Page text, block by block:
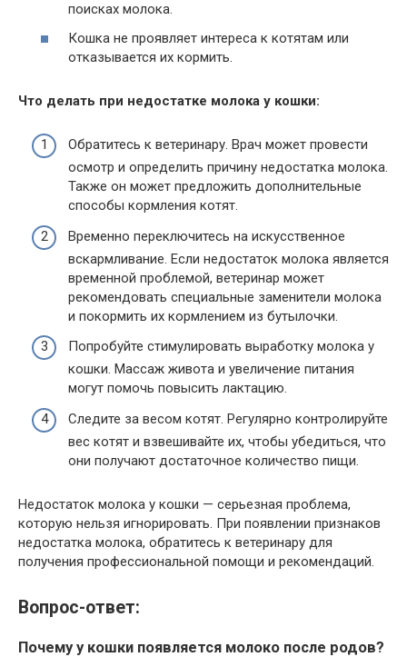
поисках молока.
Кошка не проявляет интереса к котятам или
отказывается их кормить.
Что делать при недостатке молока у кошки:
Обратитесь к ветеринару. Врач может провести
осмотр и определить причину недостатка молока.
Также он может предложить дополнительные
способы кормления котят.
Временно переключитесь на искусственное
вскармливание. Если недостаток молока является
временной проблемой, ветеринар может
рекомендовать специальные заменители молока
и покормить их кормлением из бутылочки.
Попробуйте стимулировать выработку молока у
кошки. Массаж живота и увеличение питания
могут помочь повысить лактацию.
Следите за весом котят. Регулярно контролируйте
вес котят и взвешивайте их, чтобы убедиться, что
они получают достаточное количество пищи.
Недостаток молока у кошки — серьезная проблема,
которую нельзя игнорировать. При появлении признаков
недостатка молока, обратитесь к ветеринару для
получения профессиональной помощи и рекомендаций.
Вопрос-ответ:
Почему у кошки появляется молоко после родов?